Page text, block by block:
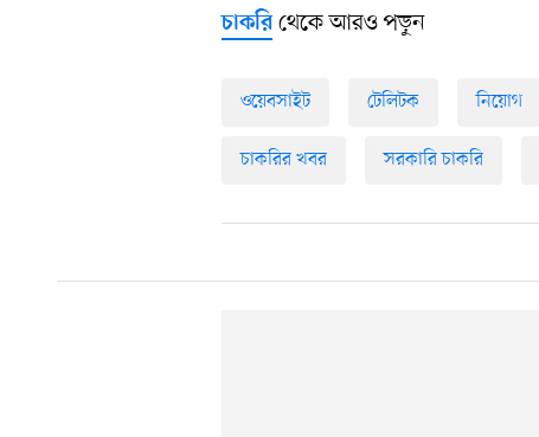
চাকরিথেকে আরও পড়ুন
ওয়েবসাইট টেলিটক নিয়োগ
চাকরির খবর সরকারি চাকরি